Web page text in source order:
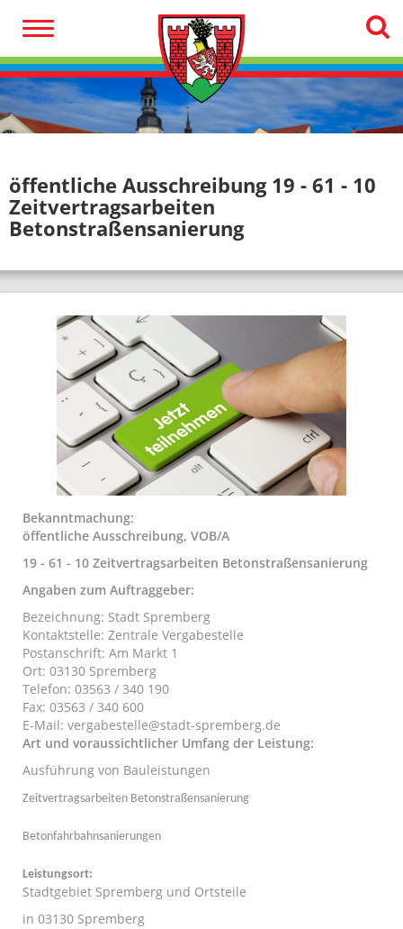
öffentliche Ausschreibung 19 - 61 - 10
Zeitvertragsarbeiten
Betonstraßensanierung
Bekanntmachung:
öffentliche Ausschreibung, VOB/A
19 - 61 - 10 Zeitvertragsarbeiten Betonstraßensanierung
Angaben zum Auftraggeber:
Bezeichnung: Stadt Spremberg
Kontaktstelle: Zentrale Vergabestelle
Postanschrift: Am Markt 1
Ort: 03130 Spremberg
Telefon: 03563 / 340 190
Fax: 03563 / 340 600
E-Mail: vergabestelle@stadt-spremberg.de
Art und voraussichtlicher Umfang der Leistung:
Ausführung von Bauleistungen
Zeitvertragsarbeiten Betonstraßensanierung
Betonfahrbahnsanierungen
Leistungsort:
Stadtgebiet Spremberg und Ortsteile
in 03130 Spremberg